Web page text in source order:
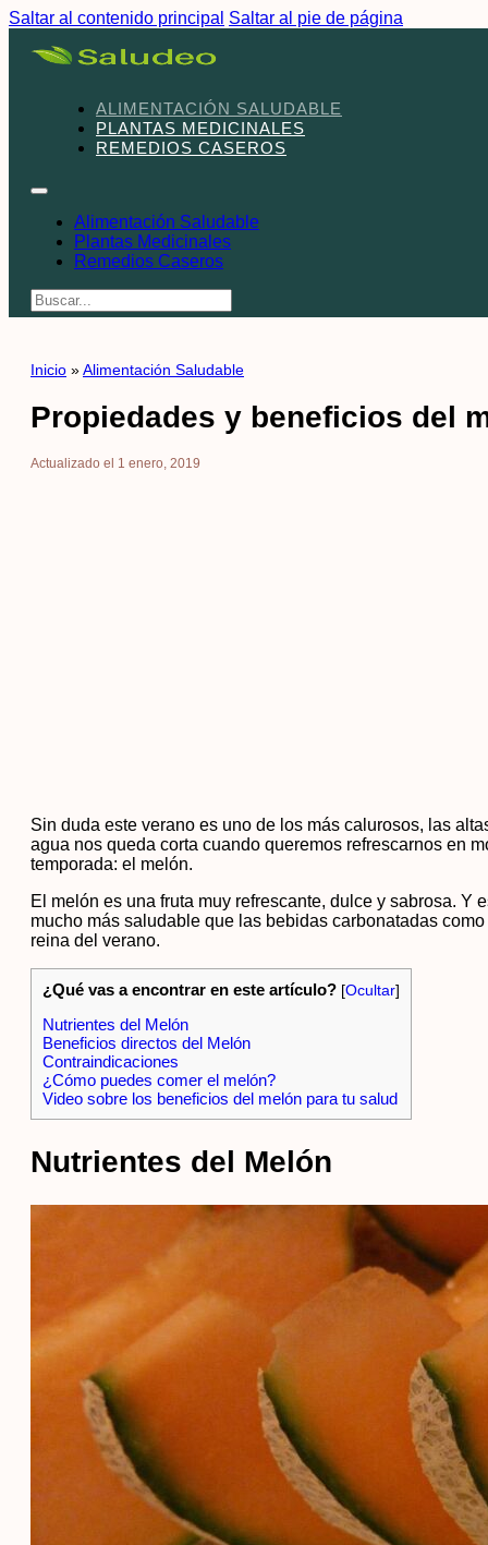
Saltar al contenido principal Saltar al pie de página
ALIMENTACIÓN SALUDABLE
PLANTAS MEDICINALES
REMEDIOS CASEROS
Alimentación Saludable
Plantas Medicinales
Remedios Caseros
Buscar
Inicio »Alimentación Saludable
Propiedades y beneficios del
Actualizado el 1 enero, 2019
Sin duda este verano es uno de los más calurosos, las
agua nos queda corta cuando queremos refrescarnos en
temporada: el melón.
El melón es una fruta muy refrescante, dulce y sabrosa.
mucho más saludable que las bebidas carbonatadas
reina del verano.
¿Qué vas a encontrar en este artículo? [Ocultar]
Nutrientes del Melón
Beneficios directos del Melón
Contraindicaciones
¿Cómo puedes comer el melón?
Video sobre los beneficios del melón para tu salud
Nutrientes del Melón